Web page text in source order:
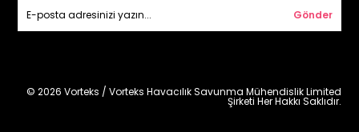
Gönder
© 2026 Vorteks / Vorteks Havacılık Savunma Mühendislik Limited
Şirketi Her Hakkı Saklıdır.